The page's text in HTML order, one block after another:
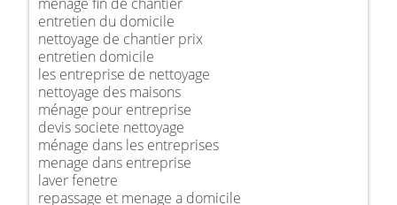
entretien du domicile
nettoyage de chantier prix
entretien domicile
les entreprise de nettoyage
nettoyage des maisons
ménage pour entreprise
devis societe nettoyage
ménage dans les entreprises
menage dans entreprise
laver fenetre
repassage et menage a domicile